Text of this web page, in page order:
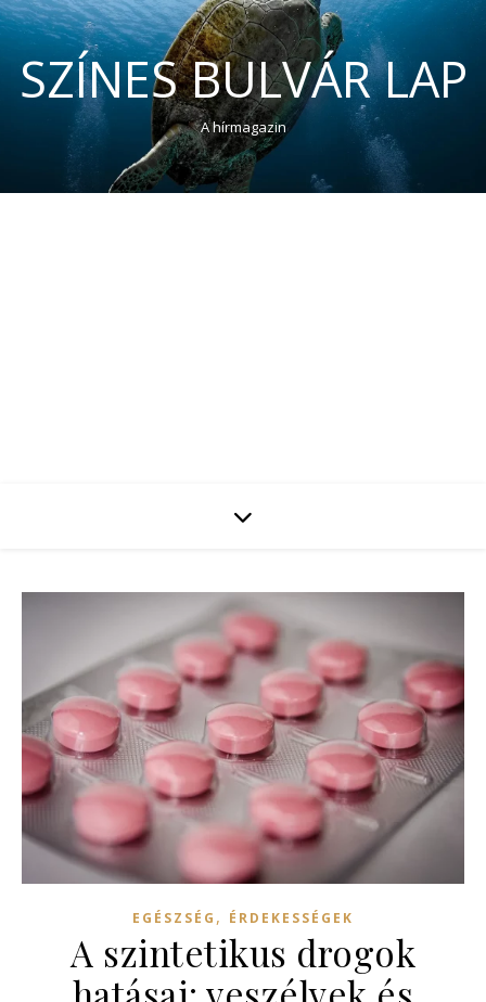
SZÍNES BULVÁR LAP
A hírmagazin
EGÉSZSÉG , ÉRDEKESSÉGEK
A szintetikus drogok